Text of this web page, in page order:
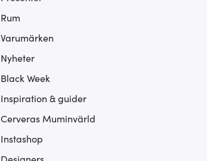
Rum
Varumärken
Nyheter
Black Week
Inspiration & guider
Cerveras Muminvärld
Instashop